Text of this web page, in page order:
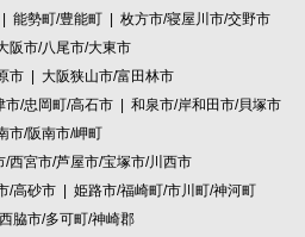
能勢町/豊能町
枚方市/寝屋川市/交野市
阪市/八尾市/大東市
市
大阪狭山市/富田林市
市/忠岡町/高石市
和泉市/岸和田市/貝塚市
市/阪南市/岬町
/西宮市/芦屋市/宝塚市/川西市
/高砂市
姫路市/福崎町/市川町/神河町
脇市/多可町/神崎郡